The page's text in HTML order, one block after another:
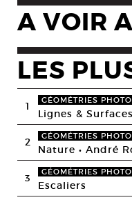
A VOIR
LES
1 GÉOMÉTRIES
Lignes & Surfaces
2 GÉOMÉTRIES
Nature • André
3 GÉOMÉTRIES
Escaliers